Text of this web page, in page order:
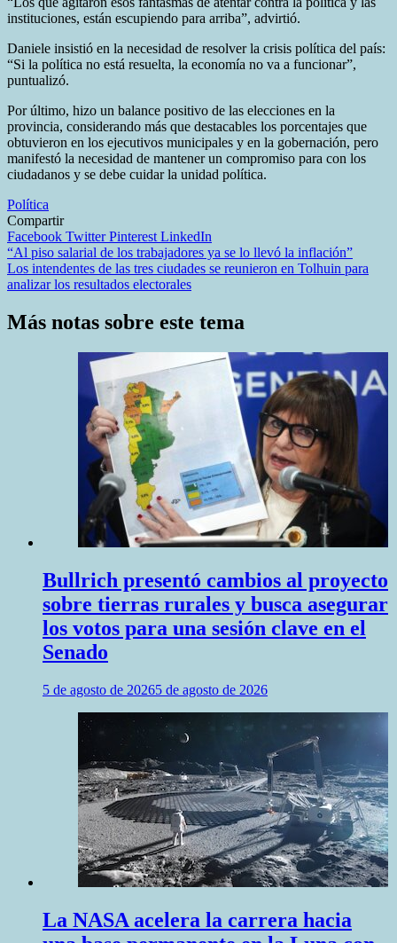
instituciones, están escupiendo para arriba”, advirtió.
Daniele insistió en la necesidad de resolver la crisis política del país:
“Si la política no está resuelta, la economía no va a funcionar”,
puntualizó.
Por último, hizo un balance positivo de las elecciones en la
provincia, considerando más que destacables los porcentajes que
obtuvieron en los ejecutivos municipales y en la gobernación, pero
manifestó la necesidad de mantener un compromiso para con los
ciudadanos y se debe cuidar la unidad política.
Política
Compartir
Facebook TwitterPinterest LinkedIn
Navegación
de
“Al piso salarial de los trabajadores ya se lo llevó la inflación”
Los intendentes de las tres ciudades se reunieron en Tolhuin para
analizar los resultados electorales
Más notas sobre este tema
Bullrich presentó cambios al proyecto
sobre tierras rurales y busca asegurar
los votos para una sesión clave en el
Senado
5 de agosto de 20265 de agosto de 2026
La NASA acelera la carrera hacia